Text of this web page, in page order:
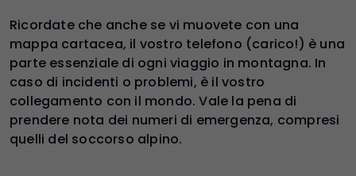
Ricordate che anche se vi muovete con una
mappa cartacea, il vostro telefono (carico!) è una
parte essenziale di ogni viaggio in montagna. In
caso di incidenti o problemi, è il vostro
collegamento con il mondo. Vale la pena di
prendere nota dei numeri di emergenza, compresi
quelli del soccorso alpino.